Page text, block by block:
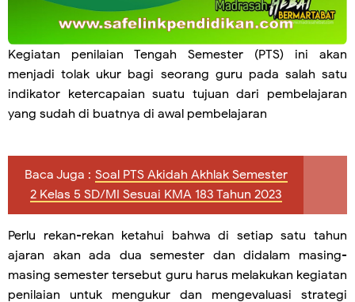
Kegiatan penilaian Tengah Semester (PTS) ini akan
menjadi tolak ukur bagi seorang guru pada salah satu
indikator ketercapaian suatu tujuan dari pembelajaran
yang sudah di buatnya di awal pembelajaran
Baca Juga : Soal PTS Akidah Akhlak Semester
2 Kelas 5 SD/MI Sesuai KMA 183 Tahun 2023
Perlu rekan-rekan ketahui bahwa di setiap satu tahun
ajaran akan ada dua semester dan didalam masing-
masing semester tersebut guru harus melakukan kegiatan
penilaian untuk mengukur dan mengevaluasi strategi